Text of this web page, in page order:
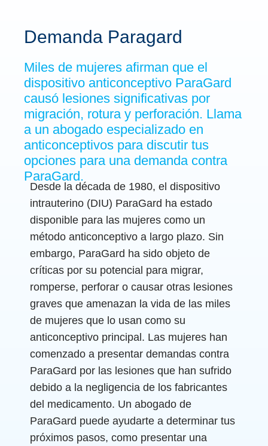
Demanda Paragard
Miles de mujeres afirman que el
dispositivo anticonceptivo ParaGard
causó lesiones significativas por
migración, rotura y perforación. Llama
a un abogado especializado en
anticonceptivos para discutir tus
opciones para una demanda contra
ParaGard.
Desde la década de 1980, el dispositivo
intrauterino (DIU) ParaGard ha estado
disponible para las mujeres como un
método anticonceptivo a largo plazo. Sin
embargo, ParaGard ha sido objeto de
críticas por su potencial para migrar,
romperse, perforar o causar otras lesiones
graves que amenazan la vida de las miles
de mujeres que lo usan como su
anticonceptivo principal. Las mujeres han
comenzado a presentar demandas contra
ParaGard por las lesiones que han sufrido
debido a la negligencia de los fabricantes
del medicamento. Un abogado de
ParaGard puede ayudarte a determinar tus
próximos pasos, como presentar una